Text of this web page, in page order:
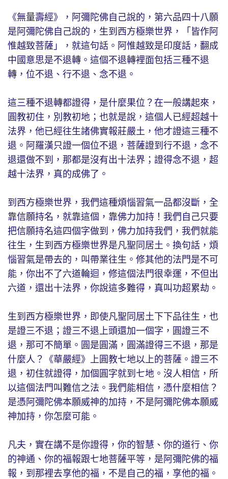
《無量壽經》，阿彌陀佛自己說的，第六品四十八願
是阿彌陀佛自己說的，生到西方極樂世界，「皆作阿
惟越致菩薩」，就這句話。阿惟越致是印度話，翻成
中國意思是不退轉。這個不退轉裡面包括三種不退
轉，位不退、行不退、念不退。
這三種不退轉都證得，是什麼果位？在一般講起來，
圓教初住，別教初地；也就是說，這個人已經超越十
法界，他已經往生諸佛實報莊嚴土，他才證這三種不
退。阿羅漢只證一個位不退，菩薩證到行不退，念不
退還做不到，那都是沒有出十法界；證得念不退，超
越十法界，真的成佛了。
到西方極樂世界，我們這種煩惱習氣一品都沒斷，全
靠信願持名，就靠這個，靠佛力加持！我們自己只要
把信願持名這四個字做到，佛力加持我們，我們就能
往生，生到西方極樂世界是凡聖同居土。換句話，煩
惱習氣是帶去的，叫帶業往生。修其他的法門是不可
能，你出不了六道輪迴，修這個法門很幸運，不但出
六道，還出十法界，你說這多難得，真叫功超累劫。
生到西方極樂世界，即使凡聖同居土下下品往生，也
是證三不退；證三不退上頭還加一個字，圓證三不
退，那可不簡單。圓是圓滿，圓滿證得三不退，那是
什麼人？《華嚴經》上圓教七地以上的菩薩。證三不
退，初住就證得，加個圓字就到七地。沒人相信，所
以這個法門叫難信之法。我們能相信，憑什麼相信？
是憑阿彌陀佛本願威神的加持，不是阿彌陀佛本願威
神加持，你怎麼可能。
凡夫，實在講不是你證得，你的智慧、你的道行、你
的神通、你的福報跟七地菩薩平等，是阿彌陀佛的福
報，到那裡去享他的福，不是自己的福，享他的福。